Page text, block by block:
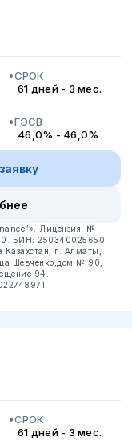
СРОК
61 дней - 3 мес.
ГЭСВ
46,0% - 46,0%
Лицензия: №
БИН: 250340025650.
г. Алматы,
Шевченко,дом № 90,
94.
СРОК
61 дней - 3 мес.